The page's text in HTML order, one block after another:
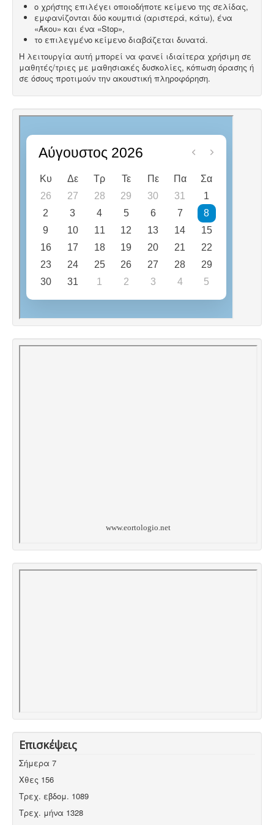
ο χρήστης επιλέγει οποιοδήποτε κείμενο της σελίδας,
εμφανίζονται δύο κουμπιά (αριστερά, κάτω), ένα
«Άκου» και ένα «Stop»,
το επιλεγμένο κείμενο διαβάζεται δυνατά.
Η λειτουργία αυτή μπορεί να φανεί ιδιαίτερα χρήσιμη σε
μαθητές/τριες με μαθησιακές δυσκολίες, κόπωση όρασης ή
σε όσους προτιμούν την ακουστική πληροφόρηση.
Επισκέψεις
Σήμερα 7
Χθες 156
Τρεχ. εβδομ. 1089
Τρεχ. μήνα 1328